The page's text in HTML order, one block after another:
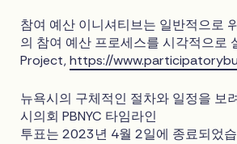
참여 예산 이니셔티브는 일반적으로
의 참여 예산 프로세스를 시각적으
Project,https://
뉴욕시의 구체적인 절차와 일정을 보
시의회 PBNYC 타임라인
투표는 2023년 4월 2일에 종료되었